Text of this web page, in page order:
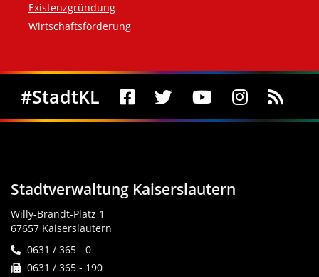
Existenzgründung
Wirtschaftsförderung
Social Media
#StadtKL
Stadtverwaltung Kaiserslautern
Willy-Brandt-Platz 1
67657 Kaiserslautern
0631 / 365 - 0
0631 / 365 - 190